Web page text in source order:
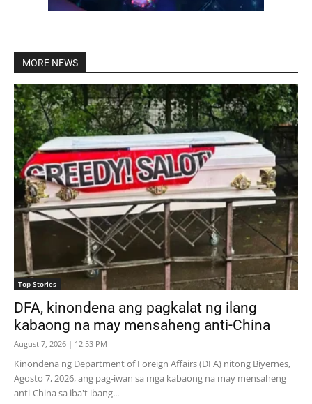
MORE NEWS
Top Stories
DFA, kinondena ang pagkalat ng ilang
kabaong na may mensaheng anti-China
August 7, 2026 | 12:53 PM
Kinondena ng Department of Foreign Affairs (DFA) nitong Biyernes,
Agosto 7, 2026, ang pag-iwan sa mga kabaong na may mensaheng
anti-China sa iba't ibang...